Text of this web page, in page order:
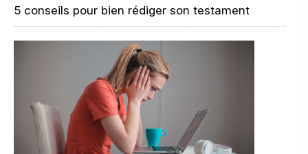
5 conseils pour bien rédiger son testament